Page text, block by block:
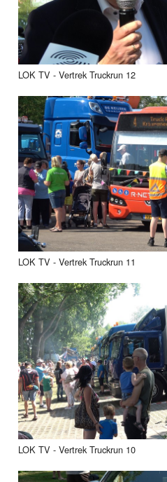
LOK TV - Vertrek Truckrun 12
LOK TV - Vertrek Truckrun 11
LOK TV - Vertrek Truckrun 10